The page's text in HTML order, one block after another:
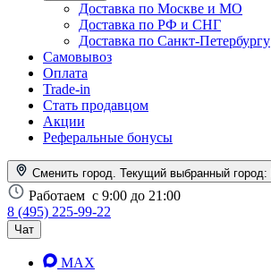
Доставка по Москве и МО
Доставка по РФ и СНГ
Доставка по Санкт-Петербургу
Самовывоз
Оплата
Trade-in
Стать продавцом
Акции
Реферальные бонусы
Сменить город. Текущий выбранный город:
Работаем с 9:00 до 21:00
8 (495) 225-99-22
Чат
MAX